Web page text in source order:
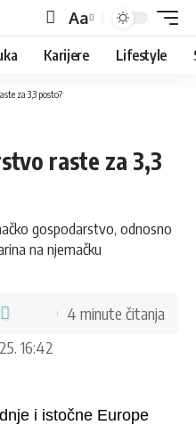
Aa
Karijere Lifestyle
za 3,3 posto?
raste za 3,3
gospodarstvo, odnosno
na njemačku
16:42
4 minute čitanja
i istočne Europe